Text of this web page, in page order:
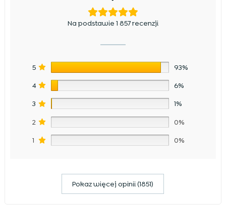
Na podstawie 1 857 recenzji
5 93%
4 6%
3 1%
2 0%
1 0%
Pokaz więcej opinii (1851)